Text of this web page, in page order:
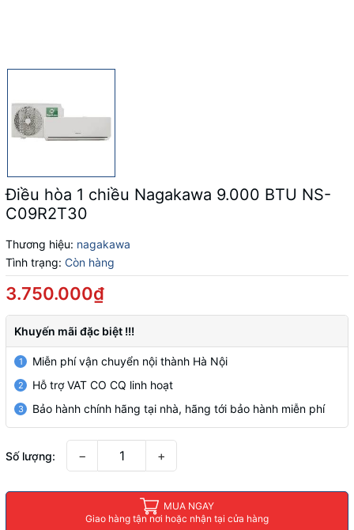
Điều hòa 1 chiều Nagakawa 9.000 BTU NS-
C09R2T30
Thương hiệu: nagakawa
Tình trạng: Còn hàng
3.750.000₫
Khuyến mãi đặc biệt !!!
1 Miễn phí vận chuyển nội thành Hà Nội
2 Hỗ trợ VAT CO CQ linh hoạt
3 Bảo hành chính hãng tại nhà, hãng tới bảo hành miễn phí
Số lượng: − +
MUA NGAY
Giao hàng tận nơi hoặc nhận tại cửa hàng